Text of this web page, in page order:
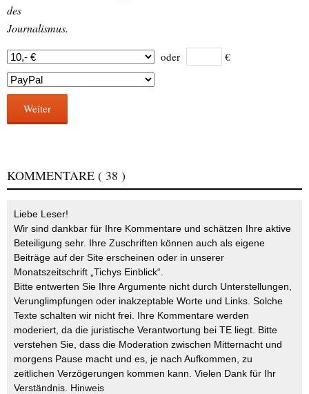
des
Journalismus.
oder €
Weiter
KOMMENTARE ( 38 )
Liebe Leser!
Wir sind dankbar für Ihre Kommentare und schätzen Ihre aktive
Beteiligung sehr. Ihre Zuschriften können auch als eigene
Beiträge auf der Site erscheinen oder in unserer
Monatszeitschrift „Tichys Einblick“.
Bitte entwerten Sie Ihre Argumente nicht durch Unterstellungen,
Verunglimpfungen oder inakzeptable Worte und Links. Solche
Texte schalten wir nicht frei. Ihre Kommentare werden
moderiert, da die juristische Verantwortung bei TE liegt. Bitte
verstehen Sie, dass die Moderation zwischen Mitternacht und
morgens Pause macht und es, je nach Aufkommen, zu
zeitlichen Verzögerungen kommen kann. Vielen Dank für Ihr
Verständnis. Hinweis